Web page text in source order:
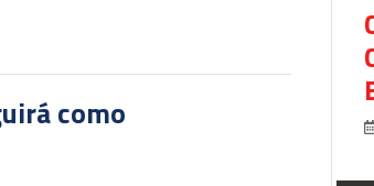
como